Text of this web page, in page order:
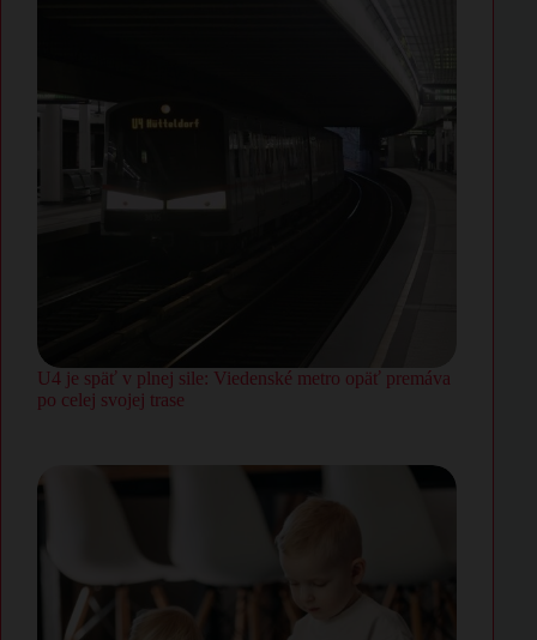
U4 je späť v plnej sile: Viedenské metro opäť premáva
po celej svojej trase